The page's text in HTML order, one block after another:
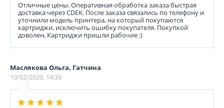
Отличные цены. Оперативная обработка заказа быстрая
доставка через CDEK. После заказа связались по телефону и
уточнили модель принтера, на который покупаются
картриджи, исключить ошибку покупателя. Покупкой
доволен, Картриджи пришли рабочие :)
Маслякова Ольга, Гатчина
10/02/2020, 14:33